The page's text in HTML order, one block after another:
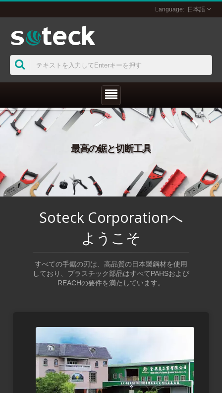
日本語
最高の鋸と切断工具
Soteck Corporationへ
ようこそ
すべての手鋸の刃は、高品質の日本製鋼材を使用
しており、プラスチック部品はすべてPAHSおよび
REACHの要件を満たしています。